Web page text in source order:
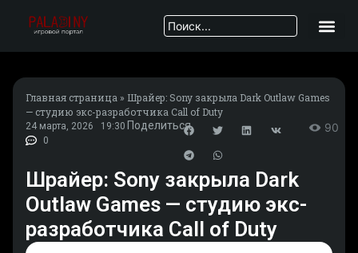
Главная страница » Шрайер: Sony закрыла Dark Outlaw Games
— студию экс-разработчика Call of Duty
24 марта, 2026
19:30
0
Поделиться 90
Шрайер: Sony закрыла Dark
Outlaw Games — студию экс-
разработчика Call of Duty